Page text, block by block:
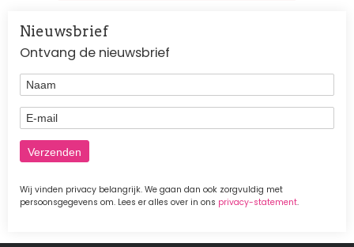
Nieuwsbrief
Ontvang de nieuwsbrief
Naam
E-mail
Wij vinden privacy belangrijk. We gaan dan ook zorgvuldig met
persoonsgegevens om. Lees er alles over in ons privacy-statement.